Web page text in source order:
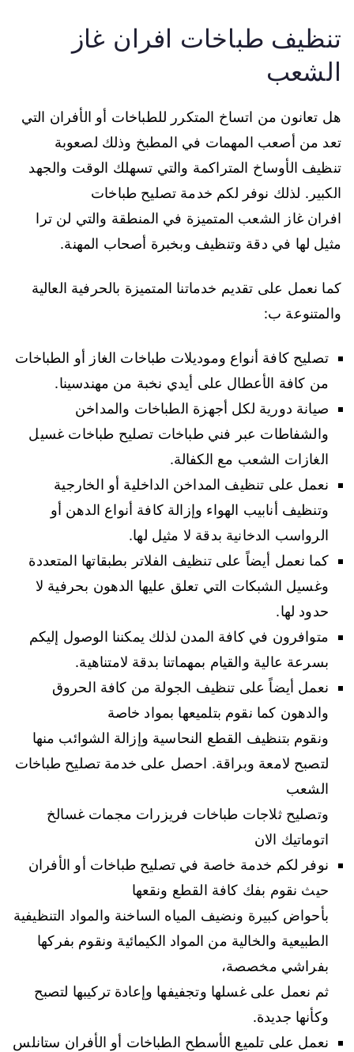
تنظيف طباخات افران غاز
الشعب
هل تعانون من اتساخ المتكرر للطباخات أو الأفران التي
تعد من أصعب المهمات في المطبخ وذلك لصعوبة
تنظيف الأوساخ المتراكمة والتي تسهلك الوقت والجهد
الكبير. لذلك نوفر لكم خدمة تصليح طباخات
افران غاز الشعب المتميزة في المنطقة والتي لن ترا
مثيل لها في دقة وتنظيف وبخبرة أصحاب المهنة.
كما نعمل على تقديم خدماتنا المتميزة بالحرفية العالية
والمتنوعة ب:
تصليح كافة أنواع وموديلات طباخات الغاز أو الطباخات
من كافة الأعطال على أيدي نخبة من مهندسينا.
صيانة دورية لكل أجهزة الطباخات والمداخن
والشفاطات عبر فني طباخات تصليح طباخات غسيل
الغازات الشعب مع الكفالة.
نعمل على تنظيف المداخن الداخلية أو الخارجية
وتنظيف أنابيب الهواء وإزالة كافة أنواع الدهن أو
الرواسب الدخانية بدقة لا مثيل لها.
كما نعمل أيضاً على تنظيف الفلاتر بطبقاتها المتعددة
وغسيل الشبكات التي تعلق عليها الدهون بحرفية لا
حدود لها.
متوافرون في كافة المدن لذلك يمكننا الوصول إليكم
بسرعة عالية والقيام بمهماتنا بدقة لامتناهية.
نعمل أيضاً على تنظيف الجولة من كافة الحروق
والدهون كما نقوم بتلميعها بمواد خاصة
ونقوم بتنظيف القطع النحاسية وإزالة الشوائب منها
لتصبح لامعة وبراقة. احصل على خدمة تصليح طباخات
الشعب
وتصليح ثلاجات طباخات فريزرات مجمات غسالخ
اتوماتيك الان
نوفر لكم خدمة خاصة في تصليح طباخات أو الأفران
حيث نقوم بفك كافة القطع ونقعها
بأحواض كبيرة ونضيف المياه الساخنة والمواد التنظيفية
الطبيعية والخالية من المواد الكيمائية ونقوم بفركها
بفراشي مخصصة،
ثم نعمل على غسلها وتجفيفها وإعادة تركيبها لتصبح
وكأنها جديدة.
نعمل على تلميع الأسطح الطباخات أو الأفران ستانلس